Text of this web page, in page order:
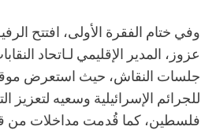
وفي ختام الفقرة الأولى، افتتح
جلسات النقاش، حيث استعرض
للجرائم الإسرائيلية وسعيه لتعزيز
فلسطين، كما قُدمت مداخلات من